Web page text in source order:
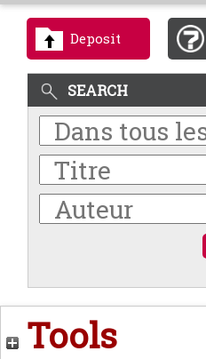
Deposit
SEARCH
Tools